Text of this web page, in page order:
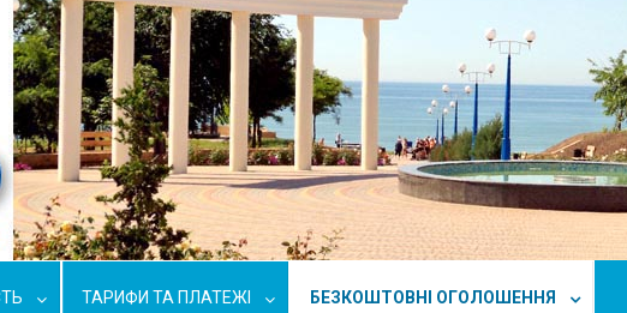
ТАРИФИ ТА ПЛАТЕЖІ БЕЗКОШТОВНІ ОГОЛОШЕННЯ